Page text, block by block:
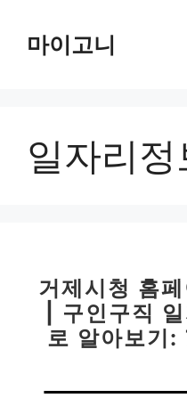
마이고니
일자리
거제시청 홈
| 구인구직
로 알아보기: